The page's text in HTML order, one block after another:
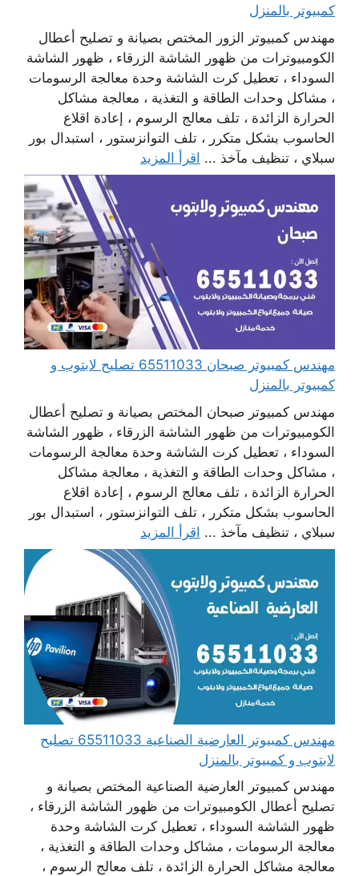
كمبيوتر بالمنزل
مهندس كمبيوتر الزور المختص بصيانة و تصليح أعطال
الكومبيوترات من ظهور الشاشة الزرقاء ، ظهور الشاشة
السوداء ، تعطيل كرت الشاشة وحدة معالجة الرسومات
، مشاكل وحدات الطاقة و التغذية ، معالجة مشاكل
الحرارة الزائدة ، تلف معالج الرسوم ، إعادة اقلاع
الحاسوب بشكل متكرر ، تلف التوانزستور ، استبدال بور
سبلاي ، تنظيف مآخذ ... اقرأ المزيد
مهندس كمبيوتر صبحان 65511033 تصليح لابتوب و
كمبيوتر بالمنزل
مهندس كمبيوتر صبحان المختص بصيانة و تصليح أعطال
الكومبيوترات من ظهور الشاشة الزرقاء ، ظهور الشاشة
السوداء ، تعطيل كرت الشاشة وحدة معالجة الرسومات
، مشاكل وحدات الطاقة و التغذية ، معالجة مشاكل
الحرارة الزائدة ، تلف معالج الرسوم ، إعادة اقلاع
الحاسوب بشكل متكرر ، تلف التوانزستور ، استبدال بور
سبلاي ، تنظيف مآخذ ... اقرأ المزيد
مهندس كمبيوتر العارضية الصناعية 65511033 تصليح
لابتوب و كمبيوتر بالمنزل
مهندس كمبيوتر العارضية الصناعية المختص بصيانة و
تصليح أعطال الكومبيوترات من ظهور الشاشة الزرقاء ،
ظهور الشاشة السوداء ، تعطيل كرت الشاشة وحدة
معالجة الرسومات ، مشاكل وحدات الطاقة و التغذية ،
معالجة مشاكل الحرارة الزائدة ، تلف معالج الرسوم ،